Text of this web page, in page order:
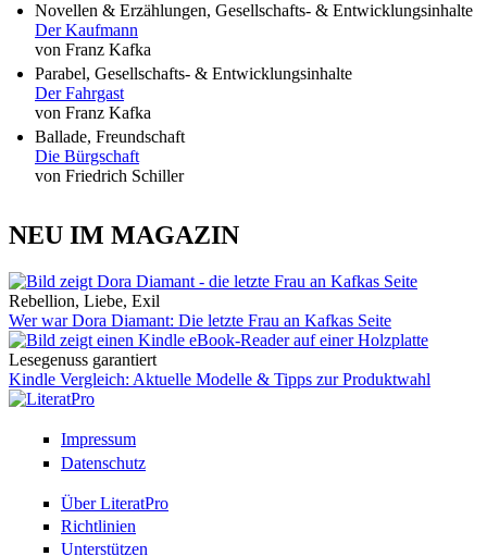
Novellen & Erzählungen, Gesellschafts- & Entwicklungsinhalte
Der Kaufmann
von Franz Kafka
Parabel, Gesellschafts- & Entwicklungsinhalte
Der Fahrgast
von Franz Kafka
Ballade, Freundschaft
Die Bürgschaft
von Friedrich Schiller
NEU IM MAGAZIN
Rebellion, Liebe, Exil
Wer war Dora Diamant: Die letzte Frau an Kafkas Seite
Lesegenuss garantiert
Kindle Vergleich: Aktuelle Modelle & Tipps zur Produktwahl
Impressum
Datenschutz
Über LiteratPro
Richtlinien
Unterstützen